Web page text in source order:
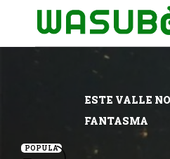
ESTE VALLE
FANTASMA
POPULA